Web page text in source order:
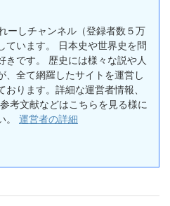
ーしチャンネル（登録者数５万
ています。 日本史や世界史を問
きです。 歴史には様々な説や人
、全て網羅したサイトを運営し
おります。詳細な運営者情報、
考文献などはこちらを見る様に
。 運営者の詳細